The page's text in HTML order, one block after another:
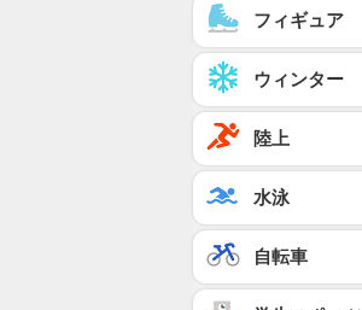
フィギュア
ウィンター
陸上
水泳
自転車